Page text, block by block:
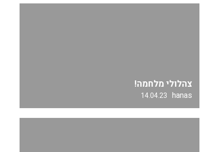
צהלולי מלחמה!
hanas
14.04.23